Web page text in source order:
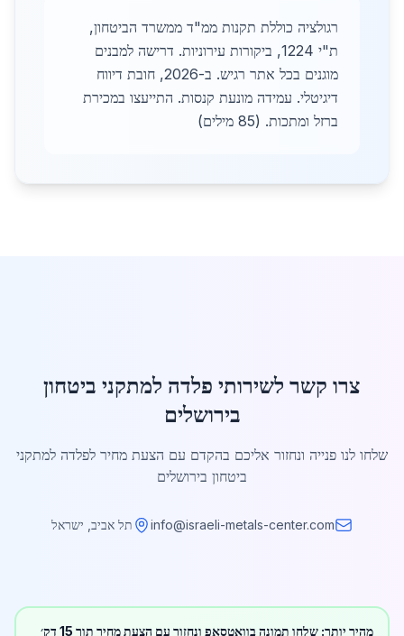
רגולציה כוללת תקנות ממ"ד ממשרד הביטחון,
ת"י 1224, ביקורות עירוניות. דרישה למבנים
מוגנים בכל אתר רגיש. ב-2026, חובת דיווח
דיגיטלי. עמידה מונעת קנסות. התייעצו במכירת
ברזל ומתכות. (85 מילים)
צרו קשר לשירותי פלדה למתקני ביטחון
בירושלים
שלחו לנו פנייה ונחזור אליכם בהקדם עם הצעת מחיר לפלדה למתקני
ביטחון בירושלים
info@israeli-metals-center.com תל אביב, ישראל
מהיר יותר: שלחו תמונה בוואטסאפ ונחזור עם הצעת מחיר תוך 15 דק׳